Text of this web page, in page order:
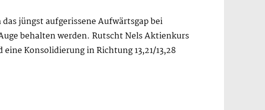
jüngst aufgerissene Aufwärtsgap bei
behalten werden. Rutscht Nels Aktienkurs
Konsolidierung in Richtung 13,21/13,28